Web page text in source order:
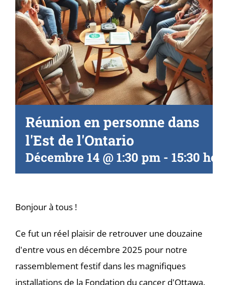
Réunion en personne dans
l'Est de l'Ontario
Décembre 14 @ 1:30 pm - 15:30
Bonjour à tous !
Ce fut un réel plaisir de retrouver une douzaine
d'entre vous en décembre 2025 pour notre
rassemblement festif dans les magnifiques
installations de la Fondation du cancer d'Ottawa.